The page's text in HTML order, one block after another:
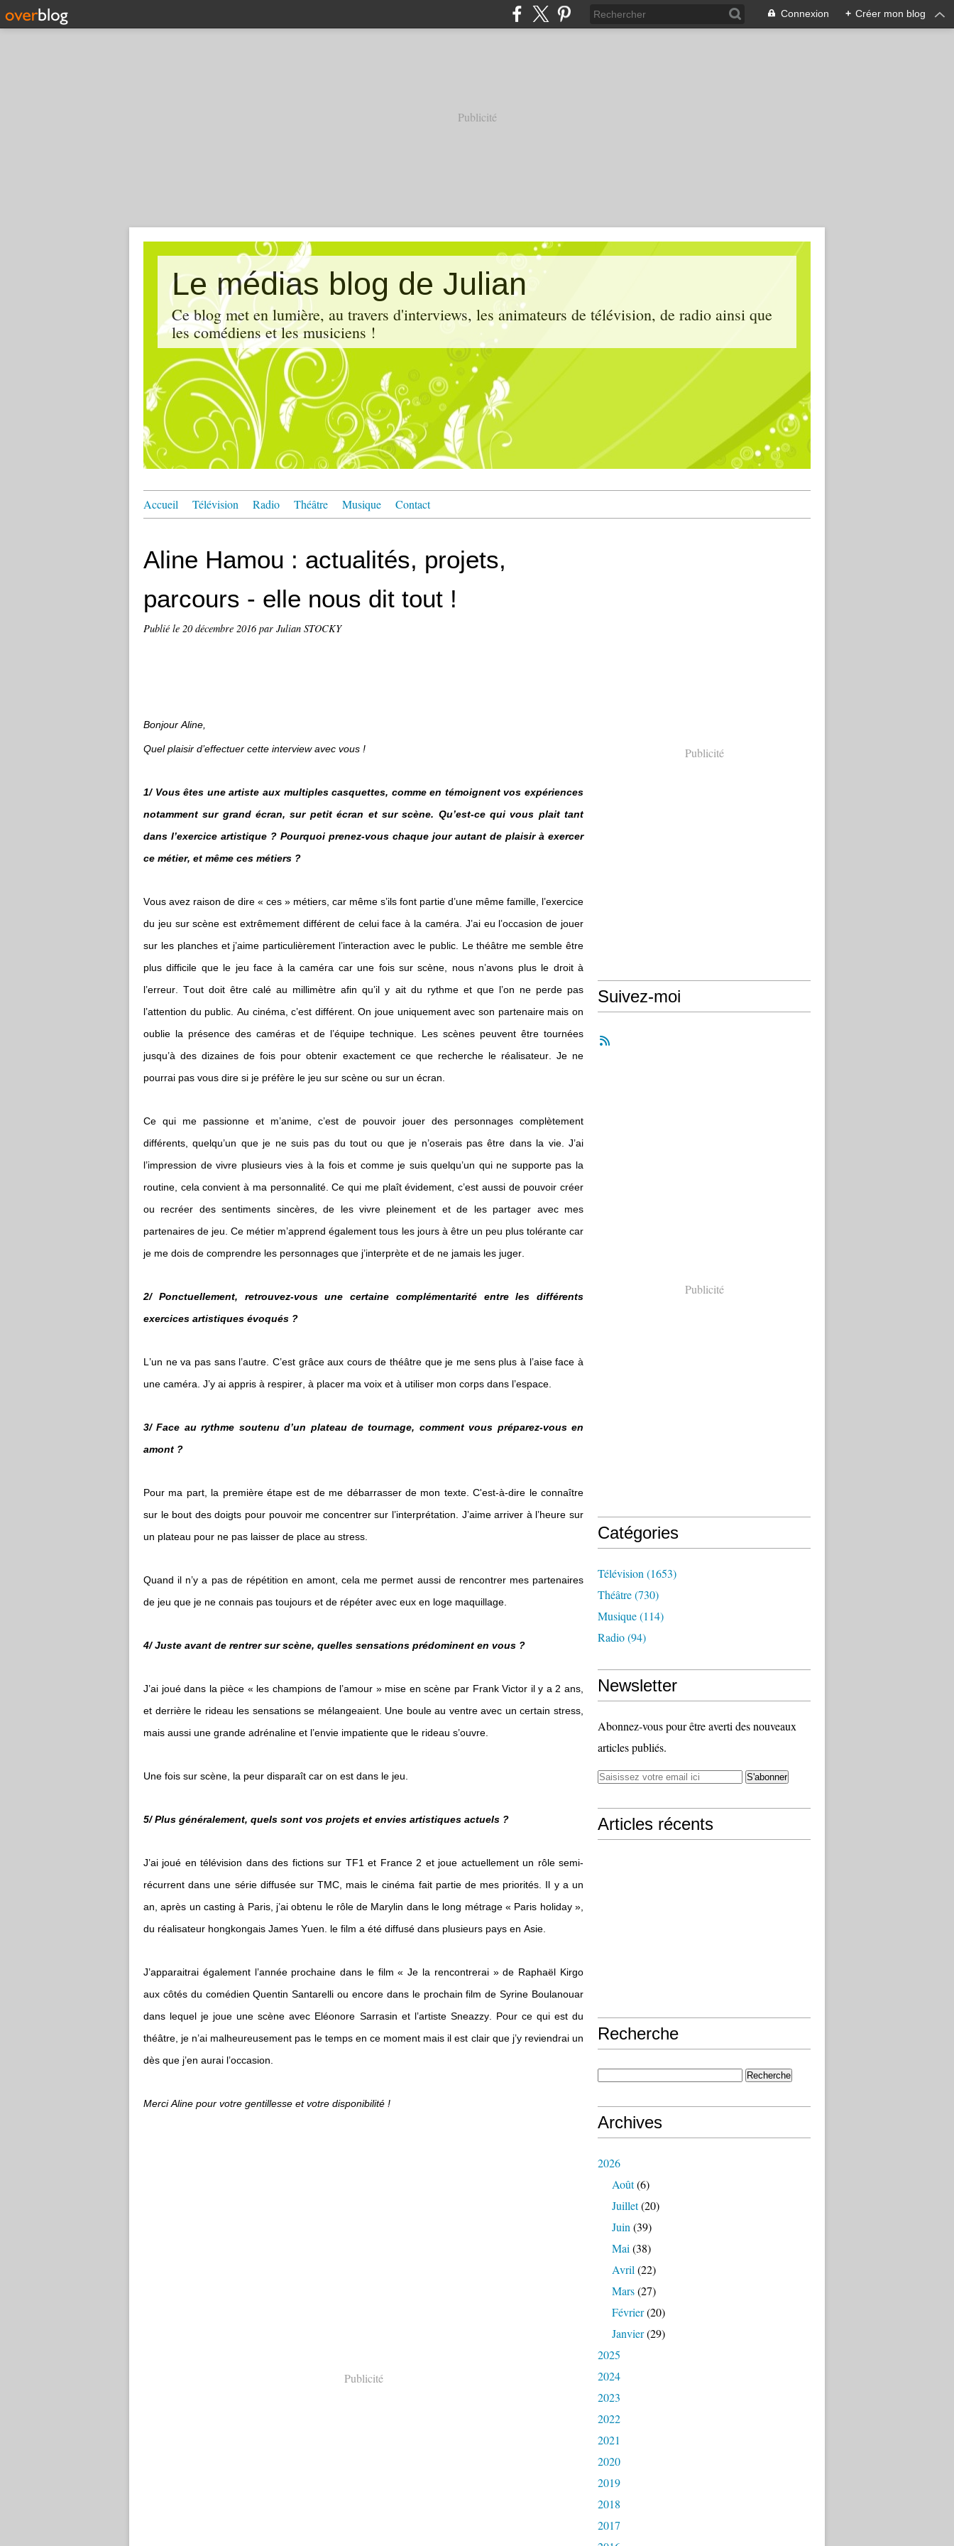
Connexion + Créer mon blog
Publicité
Le médias blog de Julian
Ce blog met en lumière, au travers d'interviews, les animateurs de télévision, de radio ainsi que
les comédiens et les musiciens !
Accueil Télévision Radio Théâtre Musique Contact
Aline Hamou : actualités, projets,
parcours - elle nous dit tout !
Publié le 20 décembre 2016par Julian STOCKY
Bonjour Aline,
Quel plaisir d’effectuer cette interview avec vous !
1/ Vous êtes une artiste aux multiples casquettes, comme en témoignent vos expériences
notamment sur grand écran, sur petit écran et sur scène. Qu’est-ce qui vous plait tant
dans l’exercice artistique ? Pourquoi prenez-vous chaque jour autant de plaisir à exercer
ce métier, et même ces métiers ?
Vous avez raison de dire « ces » métiers, car même s’ils font partie d’une même famille, l’exercice
du jeu sur scène est extrêmement différent de celui face à la caméra. J’ai eu l’occasion de jouer
sur les planches et j’aime particulièrement l’interaction avec le public. Le théâtre me semble être
plus difficile que le jeu face à la caméra car une fois sur scène, nous n’avons plus le droit à
l’erreur. Tout doit être calé au millimètre afin qu’il y ait du rythme et que l’on ne perde pas
l’attention du public. Au cinéma, c’est différent. On joue uniquement avec son partenaire mais on
oublie la présence des caméras et de l’équipe technique. Les scènes peuvent être tournées
jusqu’à des dizaines de fois pour obtenir exactement ce que recherche le réalisateur. Je ne
pourrai pas vous dire si je préfère le jeu sur scène ou sur un écran.
Ce qui me passionne et m’anime, c’est de pouvoir jouer des personnages complètement
différents, quelqu’un que je ne suis pas du tout ou que je n’oserais pas être dans la vie. J’ai
l’impression de vivre plusieurs vies à la fois et comme je suis quelqu’un qui ne supporte pas la
routine, cela convient à ma personnalité. Ce qui me plaît évidement, c’est aussi de pouvoir créer
ou recréer des sentiments sincères, de les vivre pleinement et de les partager avec mes
partenaires de jeu. Ce métier m’apprend également tous les jours à être un peu plus tolérante car
je me dois de comprendre les personnages que j’interprète et de ne jamais les juger.
2/ Ponctuellement, retrouvez-vous une certaine complémentarité entre les différents
exercices artistiques évoqués ?
L’un ne va pas sans l’autre. C’est grâce aux cours de théâtre que je me sens plus à l’aise face à
une caméra. J’y ai appris à respirer, à placer ma voix et à utiliser mon corps dans l’espace.
3/ Face au rythme soutenu d’un plateau de tournage, comment vous préparez-vous en
amont ?
Pour ma part, la première étape est de me débarrasser de mon texte. C'est-à-dire le connaître
sur le bout des doigts pour pouvoir me concentrer sur l’interprétation. J’aime arriver à l’heure sur
un plateau pour ne pas laisser de place au stress.
Quand il n’y a pas de répétition en amont, cela me permet aussi de rencontrer mes partenaires
de jeu que je ne connais pas toujours et de répéter avec eux en loge maquillage.
4/ Juste avant de rentrer sur scène, quelles sensations prédominent en vous ?
J’ai joué dans la pièce « les champions de l’amour » mise en scène par Frank Victor il y a 2 ans,
et derrière le rideau les sensations se mélangeaient. Une boule au ventre avec un certain stress,
mais aussi une grande adrénaline et l’envie impatiente que le rideau s’ouvre.
Une fois sur scène, la peur disparaît car on est dans le jeu.
5/ Plus généralement, quels sont vos projets et envies artistiques actuels ?
J’ai joué en télévision dans des fictions sur TF1 et France 2 et joue actuellement un rôle semi-
récurrent dans une série diffusée sur TMC, mais le cinéma fait partie de mes priorités. Il y a un
an, après un casting à Paris, j’ai obtenu le rôle de Marylin dans le long métrage « Paris holiday »,
du réalisateur hongkongais James Yuen. le film a été diffusé dans plusieurs pays en Asie.
J’apparaitrai également l’année prochaine dans le film « Je la rencontrerai » de Raphaël Kirgo
aux côtés du comédien Quentin Santarelli ou encore dans le prochain film de Syrine Boulanouar
dans lequel je joue une scène avec Eléonore Sarrasin et l’artiste Sneazzy. Pour ce qui est du
théâtre, je n’ai malheureusement pas le temps en ce moment mais il est clair que j’y reviendrai un
dès que j’en aurai l’occasion.
Merci Aline pour votre gentillesse et votre disponibilité !
Publicité
Publicité
Suivez-moi
Publicité
Catégories
Télévision (1653)
Théâtre(730)
Musique(114)
Radio(94)
Newsletter
Abonnez-vous pour être averti des nouveaux
articles publiés.
Articles récents
Recherche
Archives
2026
Août(6)
Juillet(20)
Juin (39)
Mai (38)
Avril (22)
Mars(27)
Février(20)
Janvier(29)
2025
2024
2023
2022
2021
2020
2019
2018
2017